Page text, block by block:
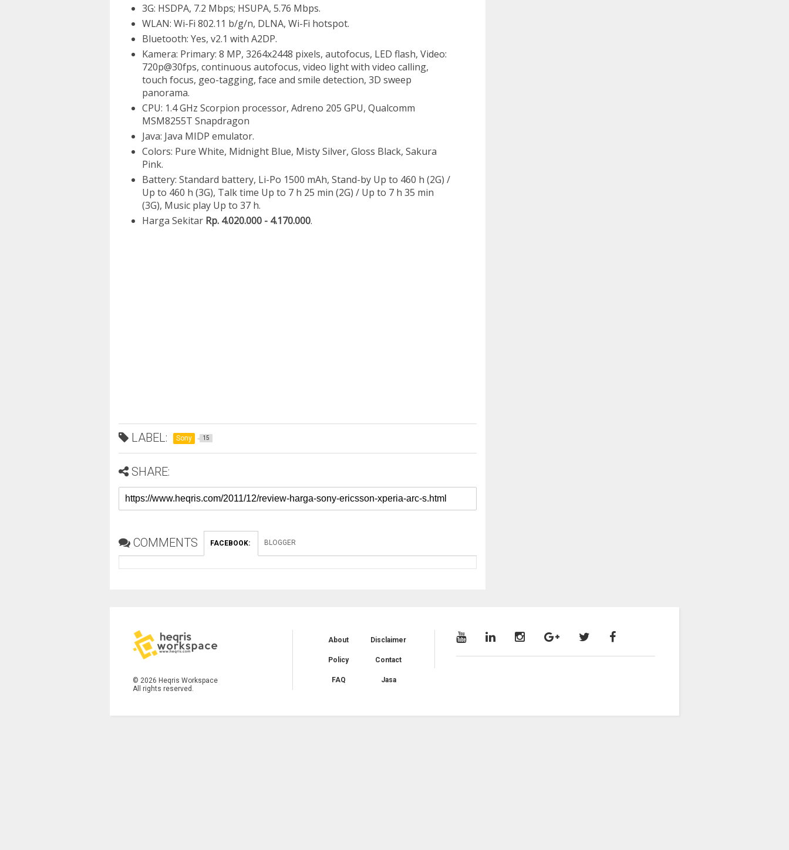
3G: HSDPA, 7.2 Mbps; HSUPA, 5.76 Mbps.
WLAN: Wi-Fi 802.11 b/g/n, DLNA, Wi-Fi hotspot.
Bluetooth: Yes, v2.1 with A2DP.
Kamera: Primary: 8 MP, 3264x2448 pixels, autofocus, LED flash, Video:
720p@30fps, continuous autofocus, video light with video calling,
touch focus, geo-tagging, face and smile detection, 3D sweep
panorama.
CPU: 1.4 GHz Scorpion processor, Adreno 205 GPU, Qualcomm
MSM8255T Snapdragon
Java: Java MIDP emulator.
Colors: Pure White, Midnight Blue, Misty Silver, Gloss Black, Sakura
Pink.
Battery: Standard battery, Li-Po 1500 mAh, Stand-by Up to 460 h (2G) /
Up to 460 h (3G), Talk time Up to 7 h 25 min (2G) / Up to 7 h 35 min
(3G), Music play Up to 37 h.
Harga SekitarRp. 4.020.000 - 4.170.000.
LABEL: Sony 15
SHARE:
COMMENTS FACEBOOK: BLOGGER
© 2026 Heqris Workspace
All rights reserved.
About Disclaimer
Policy Contact
FAQ Jasa